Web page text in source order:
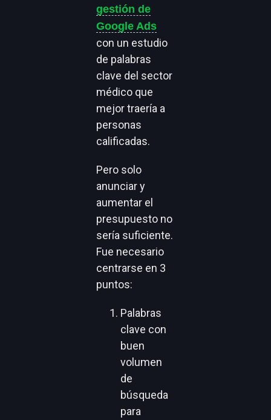
gestión de
Google Ads
con un estudio
de palabras
clave del sector
médico que
mejor traería a
personas
calificadas.
Pero solo
anunciar y
aumentar el
presupuesto no
sería suficiente.
Fue necesario
centrarse en 3
puntos:
Palabras
clave con
buen
volumen
de
búsqueda
para